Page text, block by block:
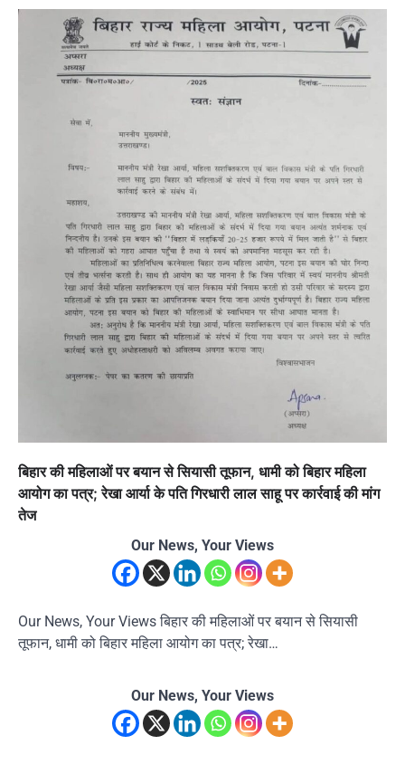
बिहार की महिलाओं पर बयान से सियासी तूफान, धामी को बिहार महिला
आयोग का पत्र; रेखा आर्या के पति गिरधारी लाल साहू पर कार्रवाई की मांग
तेज
Our News, Your Views
Our News, Your Views बिहार की महिलाओं पर बयान से सियासी
तूफान, धामी को बिहार महिला आयोग का पत्र; रेखा…
Our News, Your Views